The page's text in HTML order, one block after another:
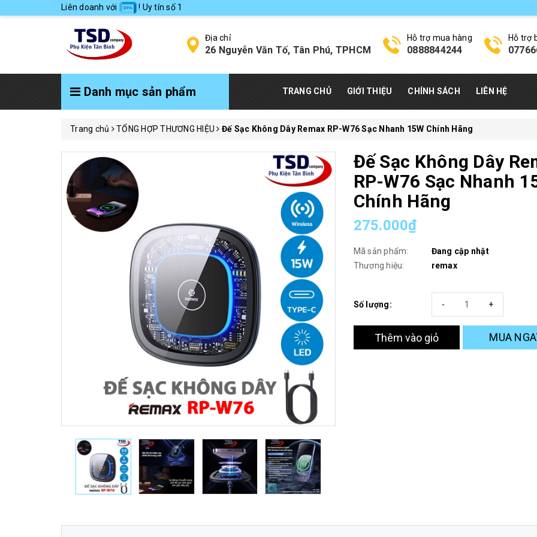
Liên doanh với ! Uy tín số 1
Địa chỉ
26 Nguyễn Văn Tố, Tân Phú, TPHCM
Hỗ trợ mua hàng
0888844244
Hỗ trợ
Danh mục sản phẩm TRANG CHỦ GIỚI THIỆU CHÍNH SÁCH LIÊN HỆ
Trang chủ TỔNG HỢP THƯƠNG HIỆU Đế Sạc Không Dây Remax RP-W76 Sạc Nhanh 15W Chính Hãng
Đế Sạc Không Dây
RP-W76 Sạc Nhanh
Chính Hãng
275.000₫
Mã sản phẩm:
Đang cập nhật
Thương hiệu:
remax
Số lượng: +
-
Thêm vào giỏ MUA